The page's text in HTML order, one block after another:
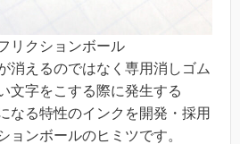
リクションボール
消えるのではなく専用消しゴム
文字をこする際に発生する
なる特性のインクを開発・採用
ョンボールのヒミツです。